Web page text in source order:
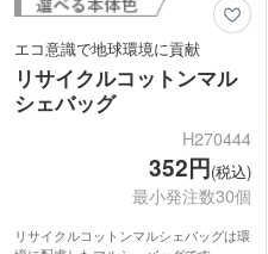
エコ意識で地球環境に貢献
リサイクルコットンマル
シェバッグ
H270444
352円(税込)
最小発注数30個
リサイクルコットンマルシェバッグは環